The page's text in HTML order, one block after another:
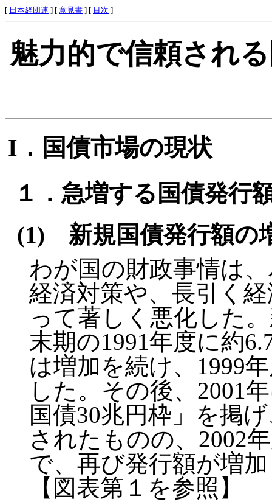
[ 日本経団連 ] [ 意見書 ] [ 目次 ]
魅力的で信頼され
I．国債市場の現状
１．急増する国債発行
(1) 新規国債発行額の
わが国の財政事情は
経済対策や、長引く
って著しく悪化した
末期の1991年度に約
は増加を続け、1999
した。その後、2001
国債30兆円枠」を掲
されたものの、2002
で、再び発行額が増
【図表第１を参照】